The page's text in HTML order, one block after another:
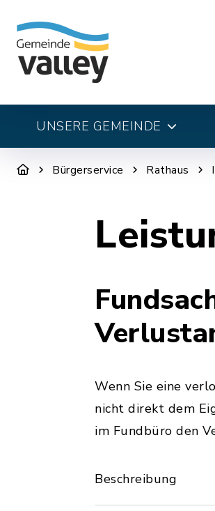
UNSERE GEMEINDE
Bürgerservice Rathaus
Wenn Sie eine
nicht direkt dem
im Fundbüro den
Beschreibung